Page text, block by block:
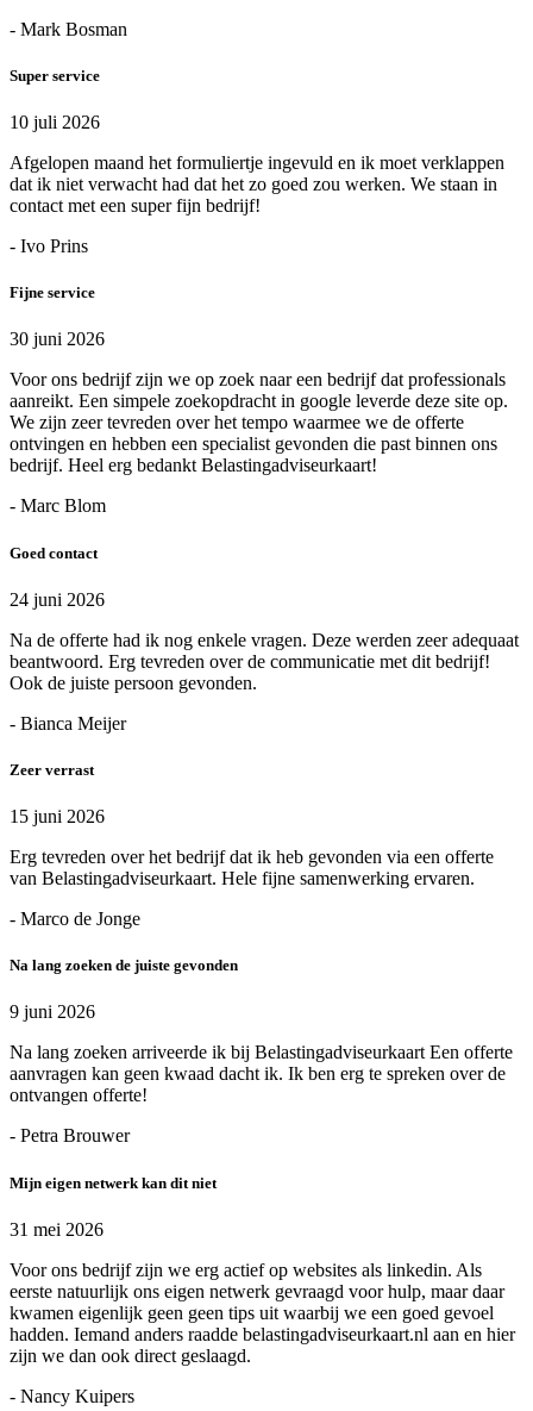
- Mark Bosman
Super service
10 juli 2026
Afgelopen maand het formuliertje ingevuld en ik moet verklappen
dat ik niet verwacht had dat het zo goed zou werken. We staan in
contact met een super fijn bedrijf!
- Ivo Prins
Fijne service
30 juni 2026
Voor ons bedrijf zijn we op zoek naar een bedrijf dat professionals
aanreikt. Een simpele zoekopdracht in google leverde deze site op.
We zijn zeer tevreden over het tempo waarmee we de offerte
ontvingen en hebben een specialist gevonden die past binnen ons
bedrijf. Heel erg bedankt Belastingadviseurkaart!
- Marc Blom
Goed contact
24 juni 2026
Na de offerte had ik nog enkele vragen. Deze werden zeer adequaat
beantwoord. Erg tevreden over de communicatie met dit bedrijf!
Ook de juiste persoon gevonden.
- Bianca Meijer
Zeer verrast
15 juni 2026
Erg tevreden over het bedrijf dat ik heb gevonden via een offerte
van Belastingadviseurkaart. Hele fijne samenwerking ervaren.
- Marco de Jonge
Na lang zoeken de juiste gevonden
9 juni 2026
Na lang zoeken arriveerde ik bij Belastingadviseurkaart Een offerte
aanvragen kan geen kwaad dacht ik. Ik ben erg te spreken over de
ontvangen offerte!
- Petra Brouwer
Mijn eigen netwerk kan dit niet
31 mei 2026
Voor ons bedrijf zijn we erg actief op websites als linkedin. Als
eerste natuurlijk ons eigen netwerk gevraagd voor hulp, maar daar
kwamen eigenlijk geen geen tips uit waarbij we een goed gevoel
hadden. Iemand anders raadde belastingadviseurkaart.nl aan en hier
zijn we dan ook direct geslaagd.
- Nancy Kuipers